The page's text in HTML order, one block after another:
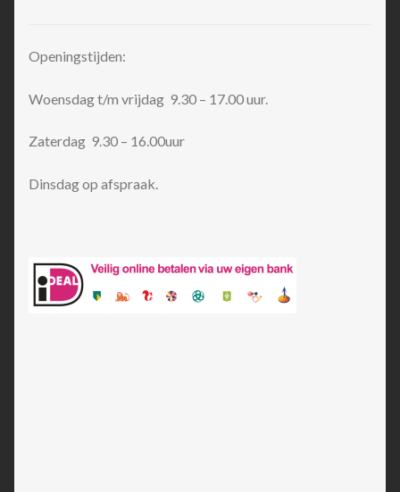
Openingstijden:
Woensdag t/m vrijdag 9.30 – 17.00 uur.
Zaterdag 9.30 – 16.00uur
Dinsdag op afspraak.